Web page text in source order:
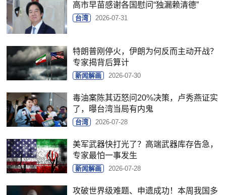
高市早苗感谢各国慰问“独漏赖清德”
台湾 2026-07-31
特朗普刚停火，伊朗为何反而主动开战？
专家揭背后算计
新闻解画 2026-07-30
毒油案陈其迈怒问20%决策，卢秀燕证实
了，曝台湾当局有内鬼
台湾 2026-07-28
美军武器快打光了？高端武器库存告急，
专家最怕一事发生
新闻解画 2026-07-28
攻破世界级难题、申遗成功！本周我国多